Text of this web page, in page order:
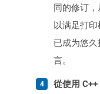
同的修订，
以满足打
已成为悠
言。
從使用 C++